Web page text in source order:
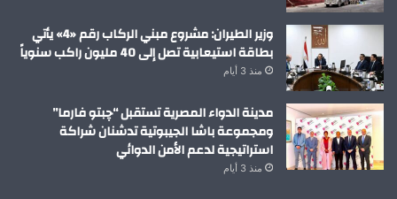
وزير الطيران: مشروع مبني الركاب رقم «4» يأتي
بطاقة استيعابية تصل إلى 40 مليون راكب سنوياً
منذ 3 أيام
مدينة الدواء المصرية تستقبل “چبتو فارما”
ومجموعة باشا الجيبوتية تدشنان شراكة
استراتيجية لدعم الأمن الدوائي
منذ 3 أيام